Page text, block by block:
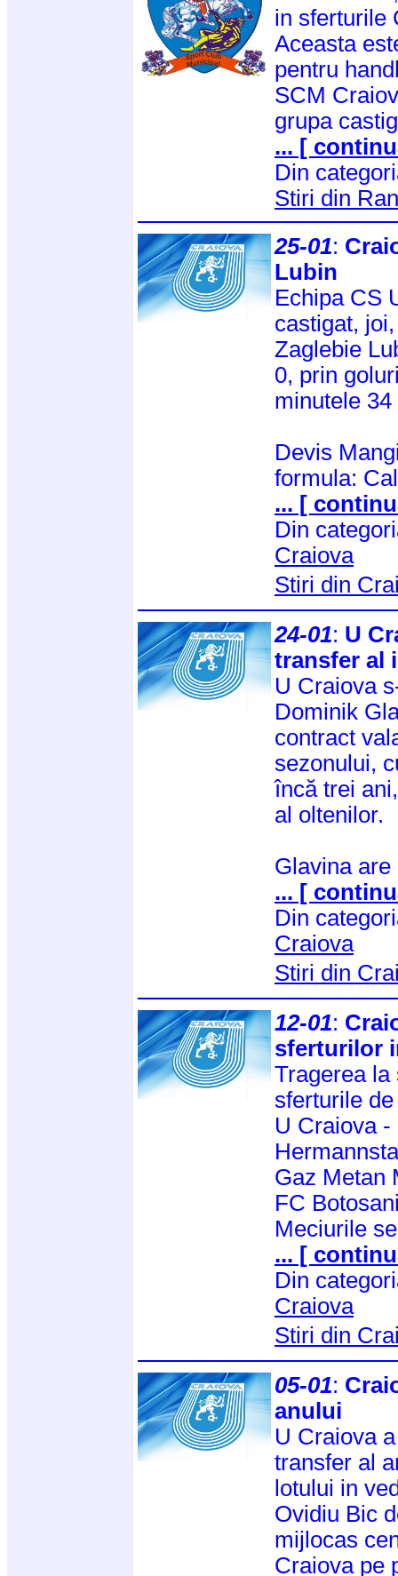
in sferturile
Aceasta
pentru
SCM
grupa
... [
Din
Stiri din
25-01:
Lubin
Echipa CS
castigat,
Zaglebie
0, prin
minutele 34
Devis
formula:
... [
Din
Craiova
Stiri din
24-01: U
transfer al
U Craiova
Dominik
contract
sezonului,
încă trei
al oltenilor.
Glavina are
... [
Din
Craiova
Stiri din
12-01:
sferturilor
Tragerea la
sferturile
U Craiova -
Gaz Metan
FC
Meciurile
... [
Din
Craiova
Stiri din
05-01:
anului
U Craiova
transfer al
lotului in
Ovidiu Bic
mijlocas
Craiova pe